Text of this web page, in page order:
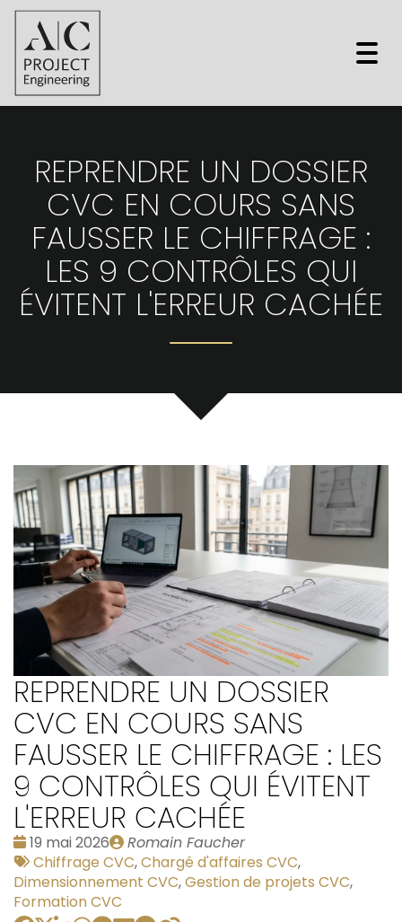
REPRENDRE UN DOSSIER
CVC EN COURS SANS
FAUSSER LE CHIFFRAGE :
LES 9 CONTRÔLES QUI
ÉVITENT L'ERREUR CACHÉE
REPRENDRE UN DOSSIER
CVC EN COURS SANS
FAUSSER LE CHIFFRAGE : LES
9 CONTRÔLES QUI ÉVITENT
L'ERREUR CACHÉE
Date
:
19 mai 2026
Publié
par
Romain Faucher
Tags
:
Chiffrage CVC,Chargé d'affaires CVC,
Dimensionnement CVC,Gestion de projets CVC,
Formation CVC